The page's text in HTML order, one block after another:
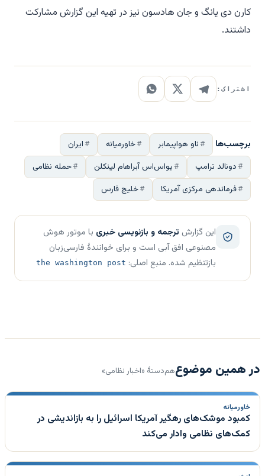
کارن دی یانگ و جان هادسون نیز در تهیه این گزارش مشارکت
داشتند.
اشتراک:
برچسب‌ها ناو هواپیمابر خاورمیانه
ایران
دونالد ترامپ
یواس‌اس آبراهام لینکلن
حمله نظامی
فرماندهی مرکزی آمریکا
خلیج فارس
این گزارش ترجمه و بازنویسی خبری با موتور هوش
مصنوعی افق آبی است و برای خوانندهٔ فارسی‌زبان
بازتنظیم شده. منبع اصلی: the washington post
در همین موضوعهم‌دستهٔ «اخبار نظامی»
خاورمیانه
کمبود موشک‌های رهگیر آمریکا اسرائیل را به بازاندیشی در
کمک‌های نظامی وادار می‌کند